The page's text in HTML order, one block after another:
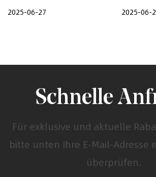
2025-06-27 2025-06-
Schnelle
Für exklusive und aktuelle
bitte unten Ihre E-Mail-Adresse
überprüfen.